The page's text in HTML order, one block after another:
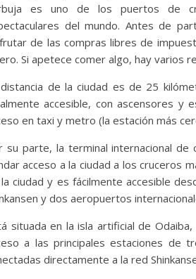
es uno de los puertos de
del mundo. Antes de
de las compras libres de
Si apetece comer algo, hay varios
de la ciudad es de 25
accesible, con ascensores y
en taxi y metro (la estación más
su parte, la terminal internacional de
acceso a la ciudad a los cruceros
ciudad y es fácilmente accesible
y dos aeropuertos
situada en la isla artificial de
a las principales estaciones de
directamente a la red